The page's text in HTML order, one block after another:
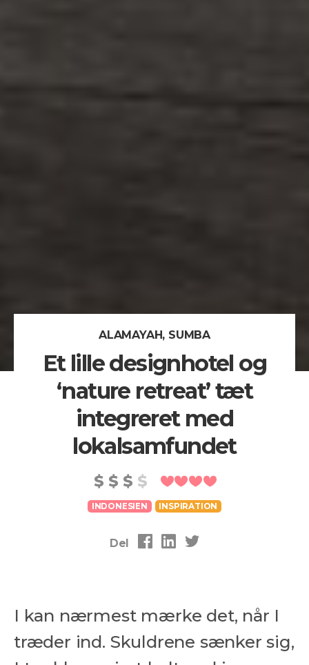
ALAMAYAH, SUMBA
Et lille designhotel og
‘nature retreat’ tæt
integreret med
lokalsamfundet
INDONESIEN INSPIRATION
Del
I kan nærmest mærke det, når I
træder ind. Skuldrene sænker sig,